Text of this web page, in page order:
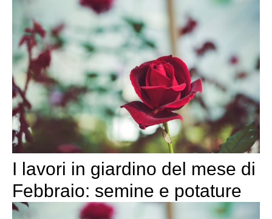
I lavori in giardino del mese di
Febbraio: semine e potature